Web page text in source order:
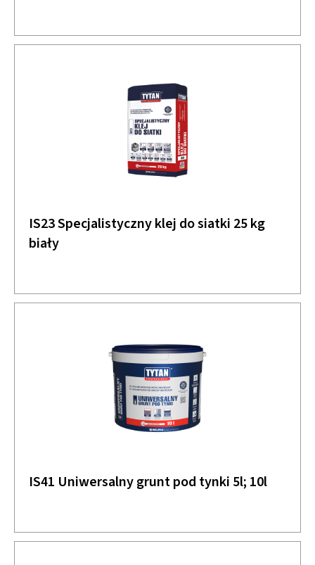
IS23 Specjalistyczny klej do siatki 25 kg
biały
IS41 Uniwersalny grunt pod tynki 5l; 10l